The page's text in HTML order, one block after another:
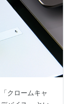
クロームキャ